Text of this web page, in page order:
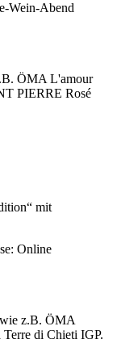
Wein-Abend
ÖMA L'amour
PIERRE Rosé
mit
Online
wie z.B. ÖMA
di Chieti IGP.